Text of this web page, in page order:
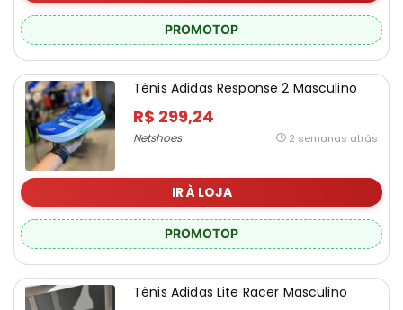
PROMOTOP
Tênis Adidas Response 2 Masculino
R$ 299,24
Netshoes 2 semanas atrás
IR À LOJA
PROMOTOP
Tênis Adidas Lite Racer Masculino